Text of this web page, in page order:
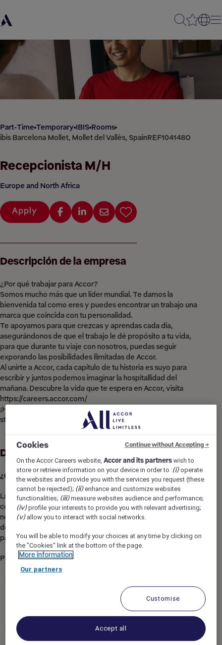
Part-Time Temporary IBIS Rooms
ibis Barcelona Mollet, Mollet del Vallès, SpainREF104148O
Recepcionista M/H
Europe and North Africa
Apply
Descripción de la empresa
¿Por qué trabajar para Accor?
Somos mucho más que un líder mundial. Te damos la
bienvenida tal como eres y puedes encontrar un trabajo una
marca que coincida con tu personalidad.
Te apoyamos para que crezcas y aprendas cada día,
asegurándonos de que el trabajo le dé propósito a tu vida,
para que durante tu viaje con nosotros, puedas seguir
exporando las posibilidades ilimitadas de Accor.
Al unirte a Accor, cada capítulo de tu historia es suyo para
escribir y juntos podemos imaginar la hospitallidad del
mañana. Descubre la vida que te espera en Accor, visita
https://careers.accor.com/
¡Haz lo que amas, cuida el mundo, atrévete a desafiar el
status quo! #BELIMITLESS
Descripción del empleo
¿QUÉ ESPERAMOS DE TI?
Las tendencias de clientes y empleados cambian
constantemente. Con el fin de optimizar el volumen de
negocios y la rentabilidad operativa de tu departamento,
desempeñarás un papel clave en los cambios necesarios
para ofrecer a los clientes una experiencia inolvidable.
Para ello:
das una respuesta adecuada para que sean los mejores
promotores de tu establecimiento en la web. Contigo, ¡la
calidad del servicio no es negociable!
Asistas a tu jefe de recepción en los aspectos
administrativos y adoptas prácticas de gestión similares
Cookies
On the Accor Careers website,Accor and its partners wish to
store or retrieve information on your device in order to :(i)operate
the websites and provide you with the services you request (these
cannot be rejected); (ii)enhance and customize websites
functionalities; (iii)measure websites audience and performance;
(iv)profile your interests to provide you with relevant advertising;
(v)allow you to interact with social networks.
You will be able to modify your choices at any time by clicking on
the "Cookies" link at the bottom of the page.
More information
Our partners
Customise
Accept all
Continue without Accepting →